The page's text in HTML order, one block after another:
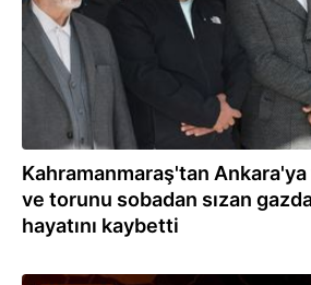
Kahramanmaraş'tan
ve torunu sobadan sızan
hayatını kaybetti